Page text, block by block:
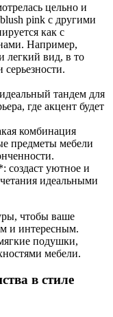
цельно и
pink с другими
как с
Например,
легкий вид, в то
тандем для
где акцент будет
комбинация
предметы мебели
уютное и
идеальными
чтобы ваше
и интересным.
подушки,
мебели.
в стиле